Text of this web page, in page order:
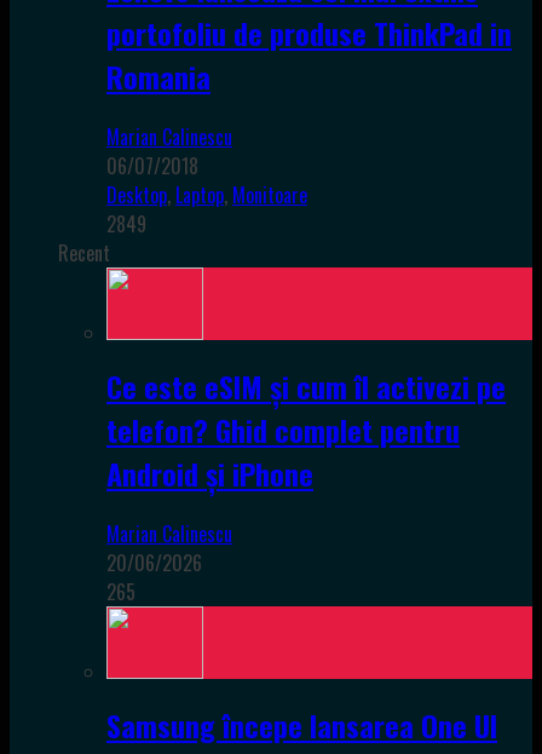
portofoliu de produse ThinkPad in
Romania
Marian Calinescu
06/07/2018
Desktop, Laptop, Monitoare
2849
Recent
Ce este eSIM și cum îl activezi pe
telefon? Ghid complet pentru
Android și iPhone
Marian Calinescu
20/06/2026
265
Samsung începe lansarea One UI